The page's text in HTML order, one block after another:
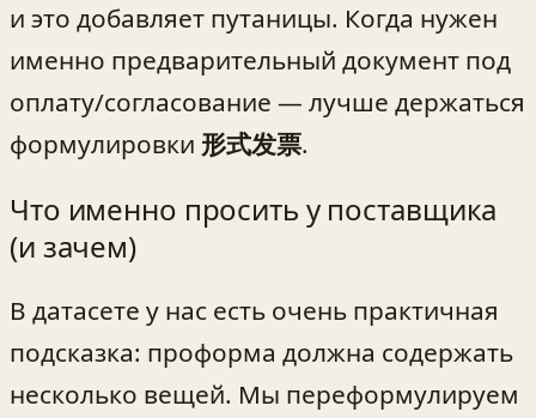
и это добавляет путаницы. Когда нужен
именно предварительный документ под
оплату/согласование — лучше держаться
формулировки 形式发票.
Что именно просить у поставщика
(и зачем)
В датасете у нас есть очень практичная
подсказка: проформа должна содержать
несколько вещей. Мы переформулируем